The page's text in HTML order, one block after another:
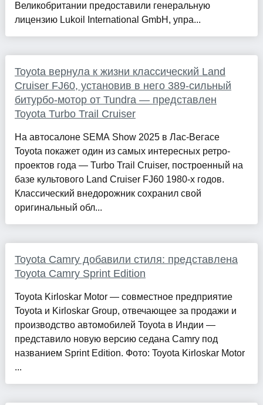
Великобритании предоставили генеральную
лицензию Lukoil International GmbH, упра...
Toyota вернула к жизни классический Land
Cruiser FJ60, установив в него 389-сильный
битурбо-мотор от Tundra — представлен
Toyota Turbo Trail Cruiser
На автосалоне SEMA Show 2025 в Лас-Вегасе
Toyota покажет один из самых интересных ретро-
проектов года — Turbo Trail Cruiser, построенный на
базе культового Land Cruiser FJ60 1980-х годов.
Классический внедорожник сохранил свой
оригинальный обл...
Toyota Camry добавили стиля: представлена
Toyota Camry Sprint Edition
Toyota Kirloskar Motor — совместное предприятие
Toyota и Kirloskar Group, отвечающее за продажи и
производство автомобилей Toyota в Индии —
представило новую версию седана Camry под
названием Sprint Edition. Фото: Toyota Kirloskar Motor
...